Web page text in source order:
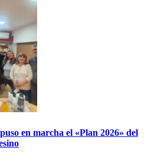
en marcha el «Plan 2026» del